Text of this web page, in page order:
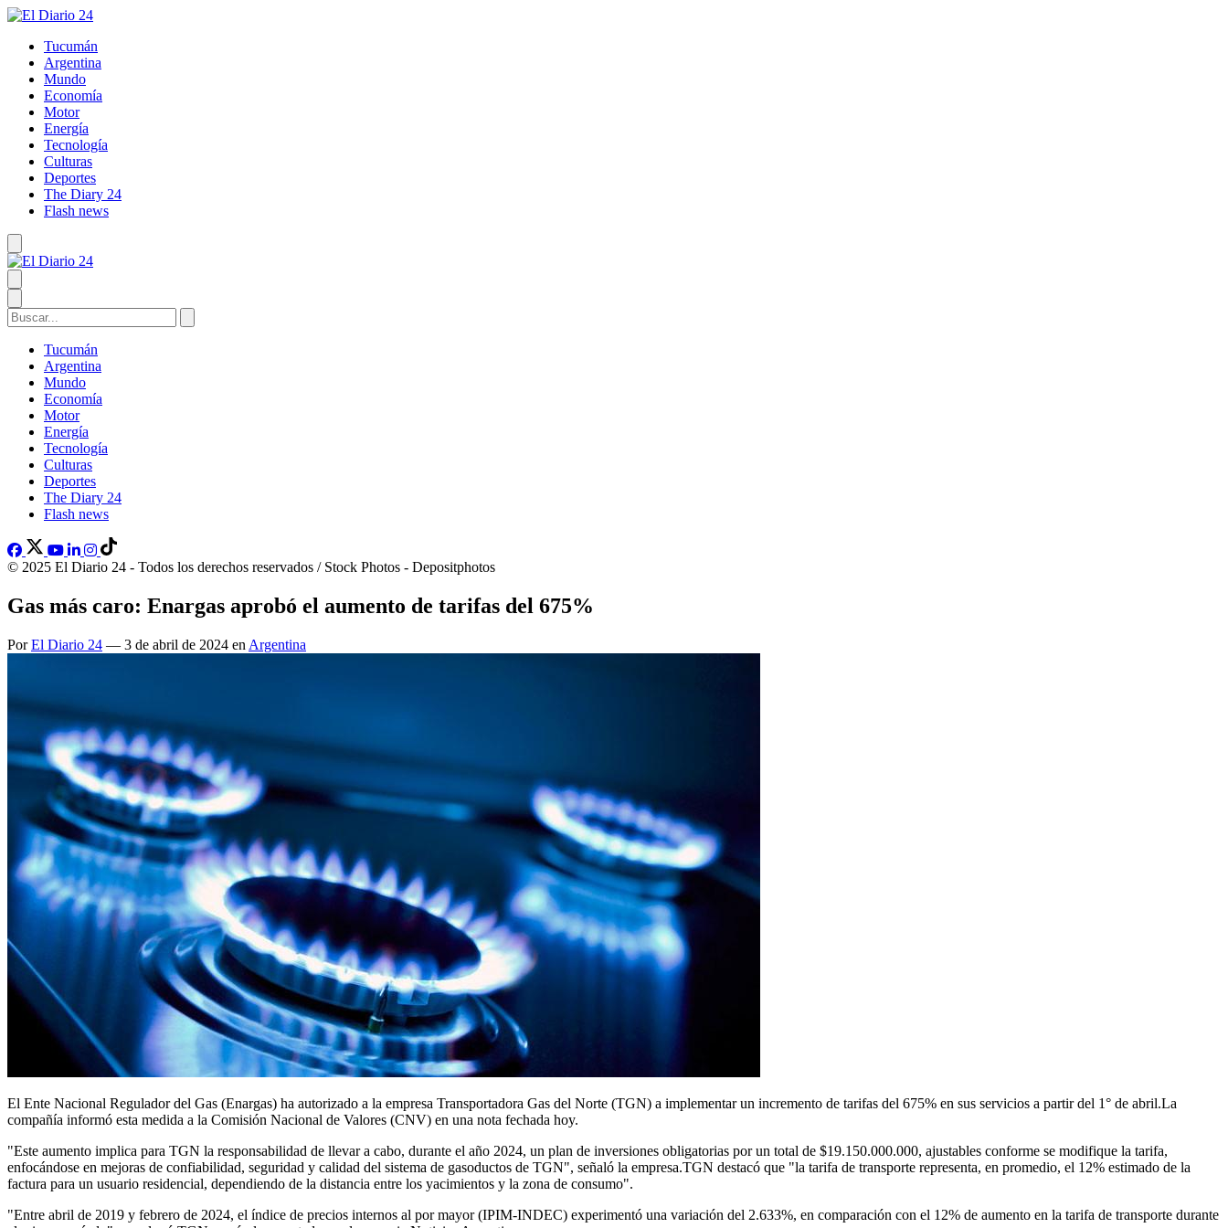
Tucumán
Argentina
Mundo
Economía
Motor
Energía
Tecnología
Culturas
Deportes
The Diary 24
Flash news
Tucumán
Argentina
Mundo
Economía
Motor
Energía
Tecnología
Culturas
Deportes
The Diary 24
Flash news
© 2025 El Diario 24 - Todos los derechos reservados / Stock Photos - Depositphotos
Gas más caro: Enargas aprobó el aumento de tarifas del 675%
PorEl Diario 24 — 3 de abril de 2024 en Argentina
El Ente Nacional Regulador del Gas (Enargas) ha autorizado a la empresa Transportadora Gas del Norte (TGN) a implementar un incremento de tarifas del 675% en sus servicios a partir del 1° de abril.La
compañía informó esta medida a la Comisión Nacional de Valores (CNV) en una nota fechada hoy.
"Este aumento implica para TGN la responsabilidad de llevar a cabo, durante el año 2024, un plan de inversiones obligatorias por un total de $19.150.000.000, ajustables conforme se modifique la tarifa,
enfocándose en mejoras de confiabilidad, seguridad y calidad del sistema de gasoductos de TGN", señaló la empresa.TGN destacó que "la tarifa de transporte representa, en promedio, el 12% estimado de la
factura para un usuario residencial, dependiendo de la distancia entre los yacimientos y la zona de consumo".
"Entre abril de 2019 y febrero de 2024, el índice de precios internos al por mayor (IPIM-INDEC) experimentó una variación del 2.633%, en comparación con el 12% de aumento en la tarifa de transporte durante